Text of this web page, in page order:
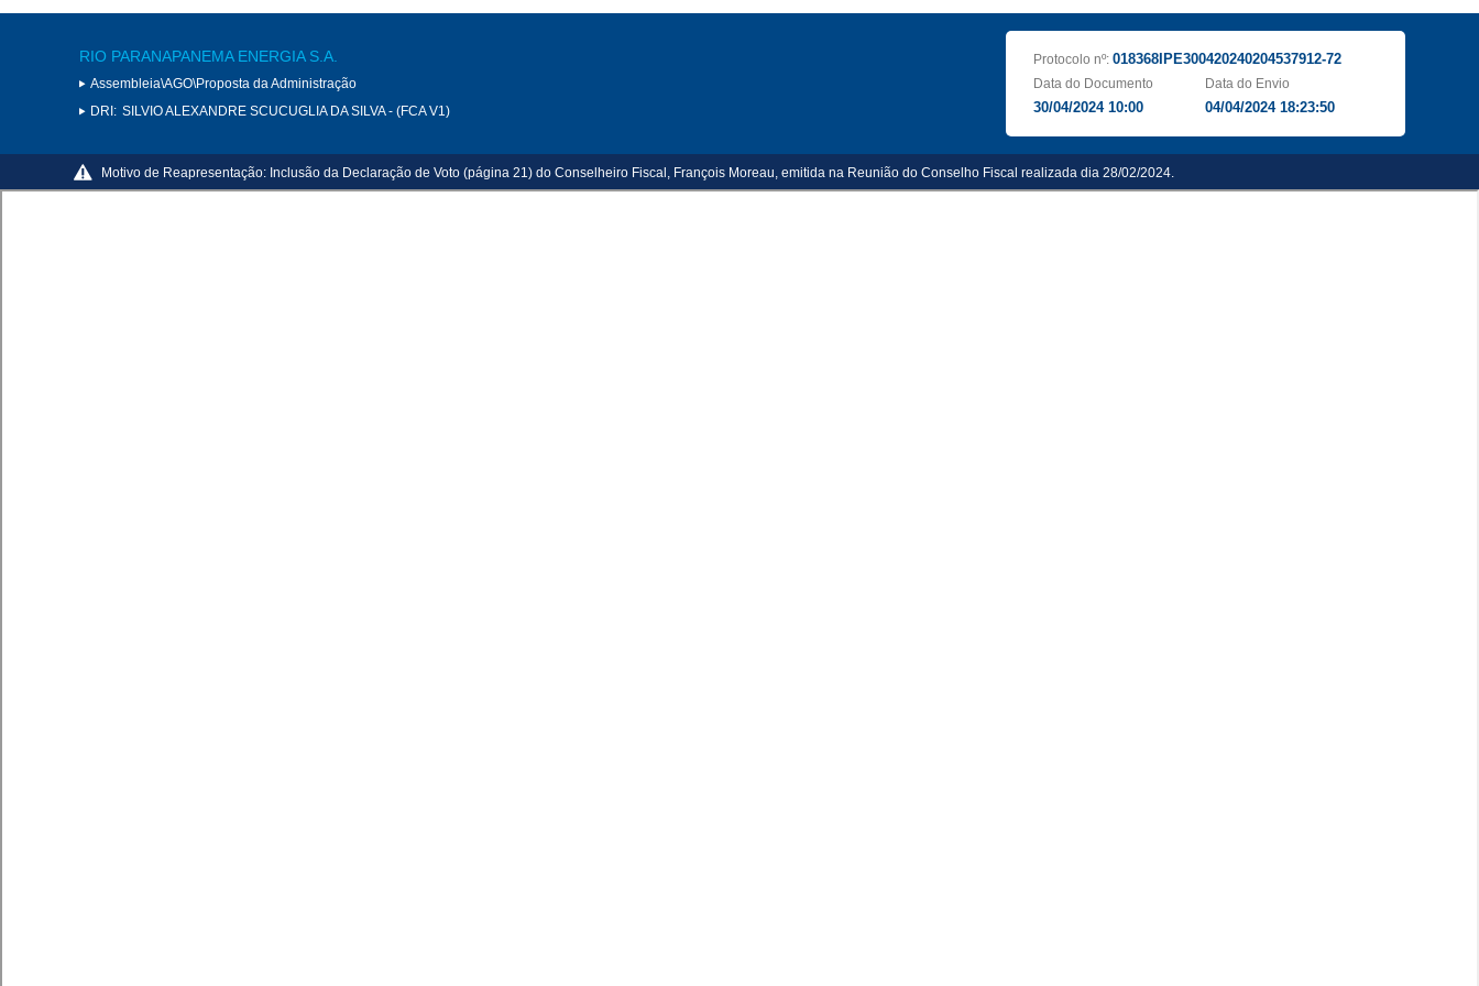
RIO PARANAPANEMA ENERGIA S.A.
Assembleia\AGO\Proposta da Administração
DRI: SILVIO ALEXANDRE SCUCUGLIA DA SILVA - (FCA V1)
Protocolo nº: 018368IPE300420240204537912-72
Data do Documento
30/04/2024 10:00
Data do Envio
04/04/2024 18:23:50
Motivo de Reapresentação: Inclusão da Declaração de Voto (página 21) do Conselheiro Fiscal, François Moreau, emitida na Reunião do Conselho Fiscal realizada dia 28/02/2024.